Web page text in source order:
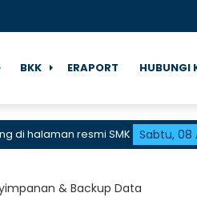
BKK ERAPORT HUBUNGI
Sabtu, 08
resmi SMK Negeri 1
& Backup Data